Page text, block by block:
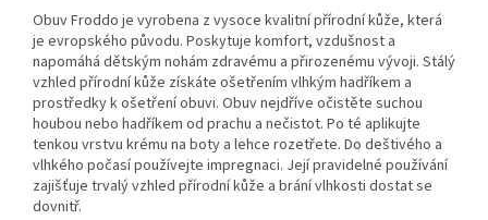
Obuv Froddo je vyrobena z vysoce kvalitní přírodní kůže, která
je evropského původu. Poskytuje komfort, vzdušnost a
napomáhá dětským nohám zdravému a přirozenému vývoji. Stálý
vzhled přírodní kůže získáte ošetřením vlhkým hadříkem a
prostředky k ošetření obuvi. Obuv nejdříve očistěte suchou
houbou nebo hadříkem od prachu a nečistot. Po té aplikujte
tenkou vrstvu krému na boty a lehce rozetřete. Do deštivého a
vlhkého počasí používejte impregnaci. Její pravidelné používání
zajišťuje trvalý vzhled přírodní kůže a brání vlhkosti dostat se
dovnitř.